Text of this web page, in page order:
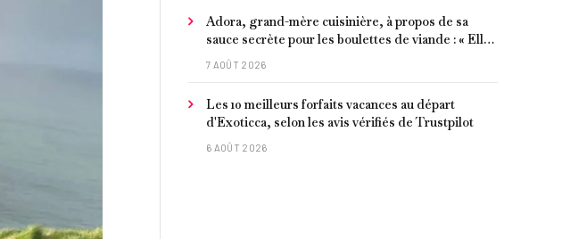
Adora, grand-mère cuisinière, à propos de sa
sauce secrète pour les boulettes de viande : « Elle
contient un peu de curcuma, du poivre, une
7 AOÛT 2026
Les 10 meilleurs forfaits vacances au départ
d'Exoticca, selon les avis vérifiés de Trustpilot
6 AOÛT 2026